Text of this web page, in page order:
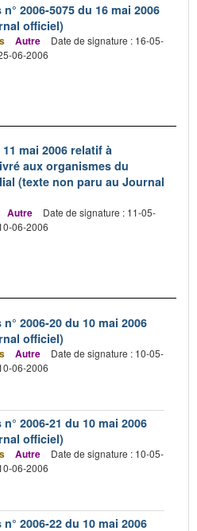
2006-5075 du 16 mai 2006
officiel)
Autre
Date de signature : 16-05-
06-2006
mai 2006 relatif à
aux organismes du
(texte non paru au Journal
Autre
Date de signature : 11-05-
06-2006
2006-20 du 10 mai 2006
officiel)
Autre
Date de signature : 10-05-
06-2006
2006-21 du 10 mai 2006
officiel)
Autre
Date de signature : 10-05-
06-2006
2006-22 du 10 mai 2006